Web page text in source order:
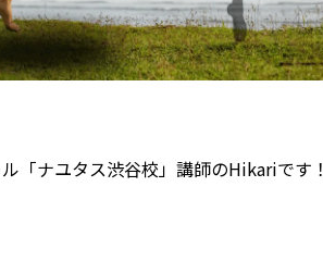
「ナユタス渋谷校」講師のHikariです！